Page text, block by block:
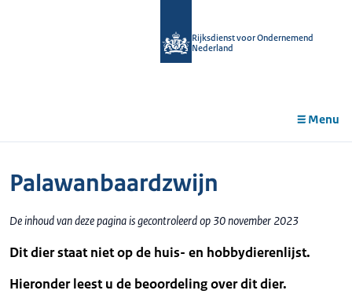
Rijksdienst voor Ondernemend
Nederland
Menu
Palawanbaardzwijn
De inhoud van deze pagina is gecontroleerd op 30 november 2023
Dit dier staat niet op de huis- en hobbydierenlijst.
Hieronder leest u de beoordeling over dit dier.